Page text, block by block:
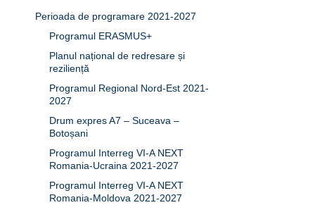
Perioada de programare 2021-2027
Programul ERASMUS+
Planul național de redresare și
reziliență
Programul Regional Nord-Est 2021-
2027
Drum expres A7 – Suceava –
Botoșani
Programul Interreg VI-A NEXT
Romania-Ucraina 2021-2027
Programul Interreg VI-A NEXT
Romania-Moldova 2021-2027